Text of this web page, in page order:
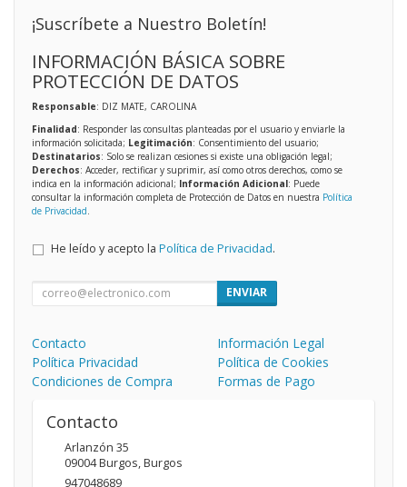
¡Suscríbete a Nuestro Boletín!
INFORMACIÓN BÁSICA SOBRE
PROTECCIÓN DE DATOS
Responsable: DIZ MATE, CAROLINA
Finalidad: Responder las consultas planteadas por el usuario y enviarle la
información solicitada; Legitimación: Consentimiento del usuario;
Destinatarios: Solo se realizan cesiones si existe una obligación legal;
Derechos: Acceder, rectificar y suprimir, así como otros derechos, como se
indica en la información adicional; Información Adicional: Puede
consultar la información completa de Protección de Datos en nuestra Política
de Privacidad
He leído y acepto la Política de Privacidad.
ENVIAR
Contacto
Información Legal
Política Privacidad
Política de Cookies
Condiciones de Compra
Formas de Pago
Contacto
Arlanzón 35
09004Burgos,Burgos
947048689